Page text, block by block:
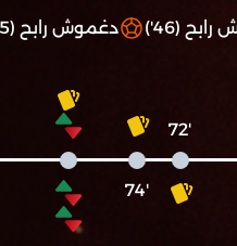
(46') دغموش رابح (85')
'72
'74